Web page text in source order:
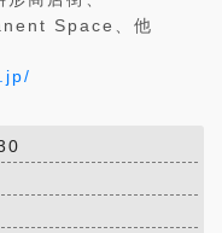
Space、他